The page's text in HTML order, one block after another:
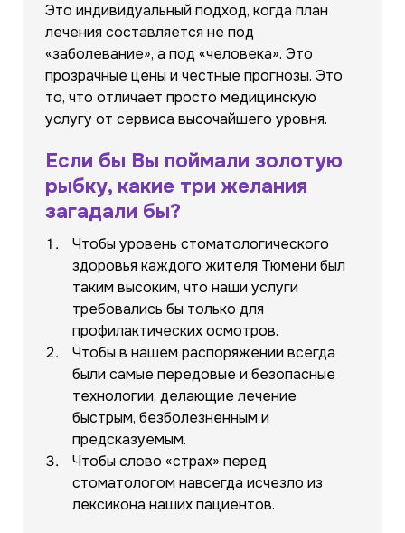
Это индивидуальный подход, когда план
лечения составляется не под
«заболевание», а под «человека». Это
прозрачные цены и честные прогнозы. Это
то, что отличает просто медицинскую
услугу от сервиса высочайшего уровня.
Если бы Вы поймали золотую
рыбку, какие три желания
загадали бы?
Чтобы уровень стоматологического
здоровья каждого жителя Тюмени был
таким высоким, что наши услуги
требовались бы только для
профилактических осмотров.
Чтобы в нашем распоряжении всегда
были самые передовые и безопасные
технологии, делающие лечение
быстрым, безболезненным и
предсказуемым.
Чтобы слово «страх» перед
стоматологом навсегда исчезло из
лексикона наших пациентов.